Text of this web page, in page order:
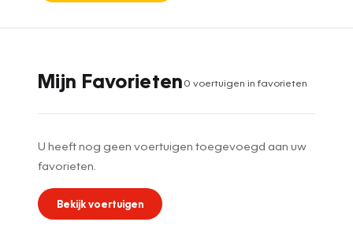
Mijn Favorieten0 voertuigen in favorieten
U heeft nog geen voertuigen toegevoegd aan uw
favorieten.
Bekijk voertuigen